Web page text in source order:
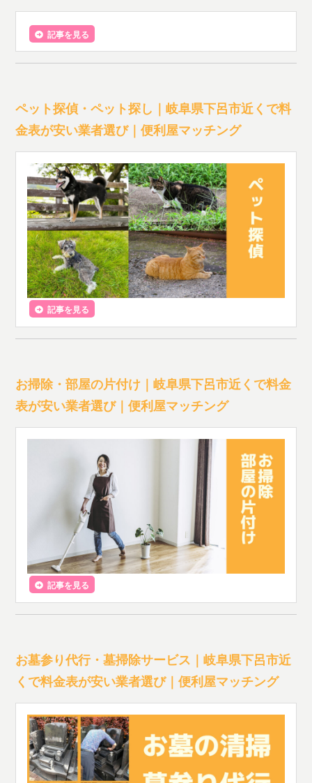
記事を見る
ペット探偵・ペット探し｜岐阜県下呂市近くで料
金表が安い業者選び｜便利屋マッチング
記事を見る
お掃除・部屋の片付け｜岐阜県下呂市近くで料金
表が安い業者選び｜便利屋マッチング
記事を見る
お墓参り代行・墓掃除サービス｜岐阜県下呂市近
くで料金表が安い業者選び｜便利屋マッチング